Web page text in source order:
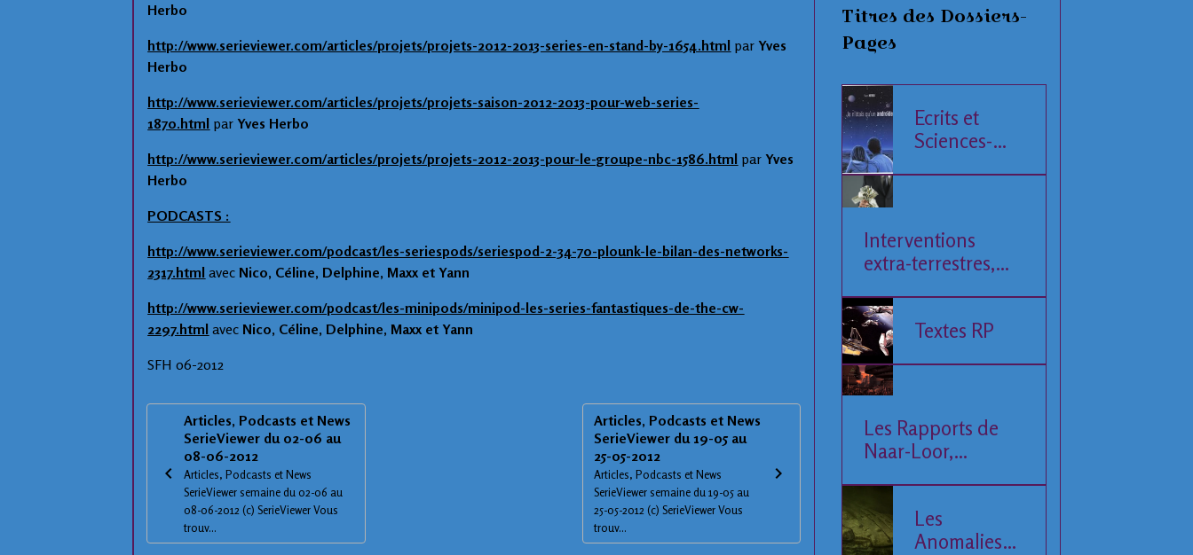
Herbo
http://www.serieviewer.com/articles/projets/projets-2012-2013-series-en-stand-by-1654.html parYves
Herbo
http://www.serieviewer.com/articles/projets/projets-saison-2012-2013-pour-web-series-
1870.html parYves Herbo
http://www.serieviewer.com/articles/projets/projets-2012-2013-pour-le-groupe-nbc-1586.html parYves
Herbo
PODCASTS :
http://www.serieviewer.com/podcast/les-seriespods/seriespod-2-34-70-plounk-le-bilan-des-networks-
2317.html avec Nico, Céline, Delphine, Maxx et Yann
http://www.serieviewer.com/podcast/les-minipods/minipod-les-series-fantastiques-de-the-cw-
2297.html avec Nico, Céline, Delphine, Maxx et Yann
SFH 06-2012
Articles, Podcasts et News
SerieViewer du 02-06 au
08-06-2012
Articles, Podcasts et News
SerieViewer semaine du 02-06 au
08-06-2012 (c) SerieViewer Vous
trouv...
Articles, Podcasts et News
SerieViewer du 19-05 au
25-05-2012
Articles, Podcasts et News
SerieViewer semaine du 19-05 au
25-05-2012 (c) SerieViewer Vous
trouv...
Titres des Dossiers-
Pages
Ecrits et
Sciences-
Interventions
extra-terrestres,
Economie
Textes RP
Les Rapports de
Naar-Loor,
Les
Anomalies